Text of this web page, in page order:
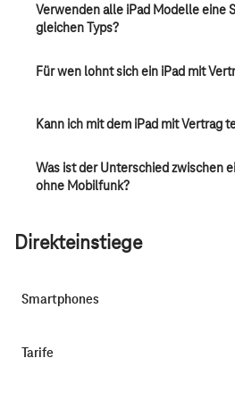
Verwenden alle iPad Modelle eine
gleichen Typs?
Für wen lohnt sich ein iPad mit
Kann ich mit dem iPad mit Vertrag
Was ist der Unterschied zwischen
ohne Mobilfunk?
Direkteinstiege
Smartphones
Tarife